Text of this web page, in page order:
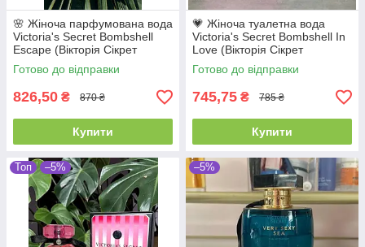
🌸 Жіноча парфумована вода
Victoria's Secret Bombshell
Escape (Вікторія Сікрет
Ескейп) 100 мл.
Стійка ніжний квітковий
аромат
Готово до відправки
826,50 ₴ 870 ₴
Купити
💗 Жіноча туалетна вода
Victoria's Secret Bombshell In
Love (Вікторія Сікрет
Бомбшелл Ін Лав) 100
мл. Стійкий квітково-
фруктовий
Готово до відправки
745,75 ₴ 785 ₴
Купити
Топ –5% –5%